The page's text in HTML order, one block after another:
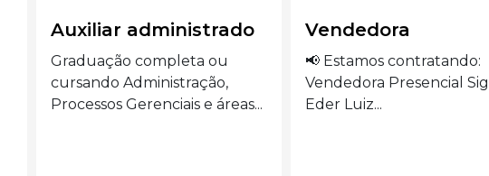
Vendedora
📢 Estamos contratando:
Vendedora Presencial Siga o
Eder Luiz...
Auxiliar de cozinha.
🍽️ VAGAS ABERTAS –
AUXILIAR DE COZINHA
o...